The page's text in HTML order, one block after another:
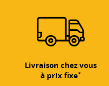
Livraison chez vous
à prix fixe*